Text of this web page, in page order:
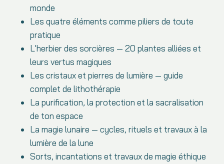
monde
Les quatre éléments comme piliers de toute
pratique
L'herbier des sorcières — 20 plantes alliées et
leurs vertus magiques
Les cristaux et pierres de lumière — guide
complet de lithothérapie
La purification, la protection et la sacralisation
de ton espace
La magie lunaire — cycles, rituels et travaux à la
lumière de la lune
Sorts, incantations et travaux de magie éthique